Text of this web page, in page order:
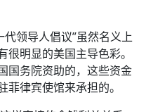
领导人倡议”虽然名义上
明显的美国主导色彩。
国务院资助的，这些资金
律宾使馆来承担的。